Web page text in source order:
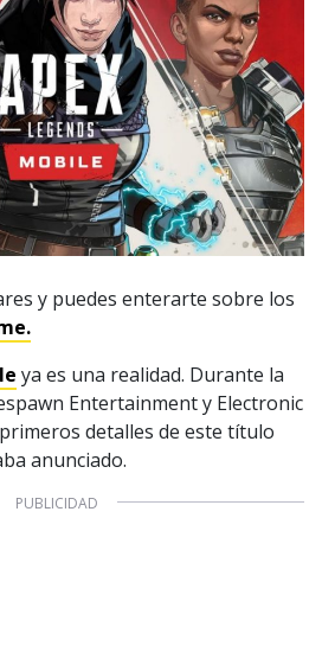
y puedes enterarte sobre los
ya es una realidad. Durante la
Entertainment y Electronic
detalles de este título
anunciado.